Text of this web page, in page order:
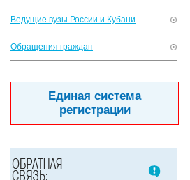
Ведущие вузы России и Кубани
Обращения граждан
Единая система
регистрации